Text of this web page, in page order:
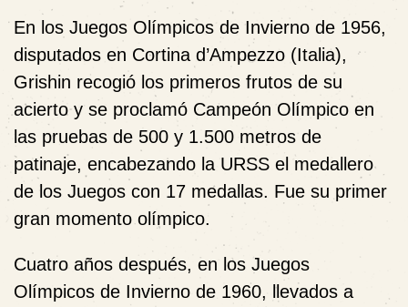
En los Juegos Olímpicos de Invierno de 1956,
disputados en Cortina d’Ampezzo (Italia),
Grishin recogió los primeros frutos de su
acierto y se proclamó Campeón Olímpico en
las pruebas de 500 y 1.500 metros de
patinaje, encabezando la URSS el medallero
de los Juegos con 17 medallas. Fue su primer
gran momento olímpico.
Cuatro años después, en los Juegos
Olímpicos de Invierno de 1960, llevados a